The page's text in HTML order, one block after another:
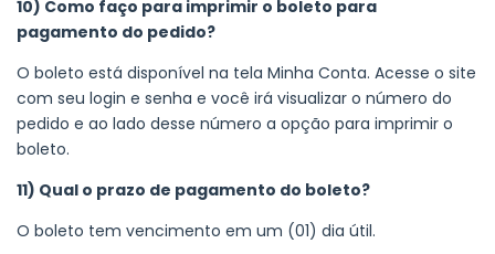
10) Como faço para imprimir o boleto para
pagamento do pedido?
O boleto está disponível na tela Minha Conta. Acesse o site
com seu login e senha e você irá visualizar o número do
pedido e ao lado desse número a opção para imprimir o
boleto.
11) Qual o prazo de pagamento do boleto?
O boleto tem vencimento em um (01) dia útil.